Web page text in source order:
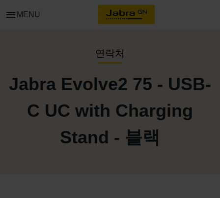
menu MENU
연락처
Jabra Evolve2 75 - USB-
C UC with Charging
Stand - 블랙